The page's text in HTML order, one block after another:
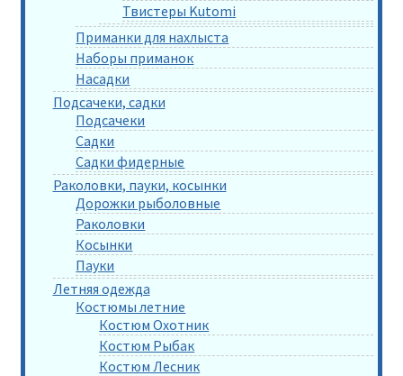
Твистеры Kutomi
Приманки для нахлыста
Наборы приманок
Насадки
Подсачеки, садки
Подсачеки
Садки
Садки фидерные
Раколовки, пауки, косынки
Дорожки рыболовные
Раколовки
Косынки
Пауки
Летняя одежда
Костюмы летние
Костюм Охотник
Костюм Рыбак
Костюм Лесник